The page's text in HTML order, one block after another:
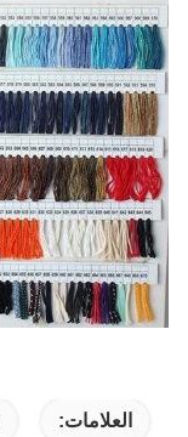
العلامات: